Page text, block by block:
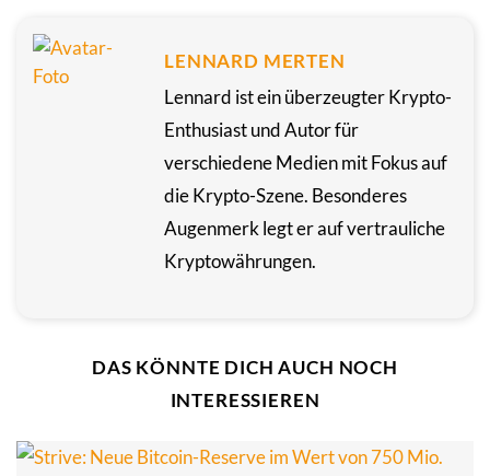
LENNARD MERTEN
Lennard ist ein überzeugter Krypto-
Enthusiast und Autor für
verschiedene Medien mit Fokus auf
die Krypto-Szene. Besonderes
Augenmerk legt er auf vertrauliche
Kryptowährungen.
DAS KÖNNTE DICH AUCH NOCH
INTERESSIEREN